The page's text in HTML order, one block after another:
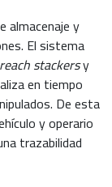
almacenaje y
El sistema
reach stackersy
en tiempo
De esta
y operario
trazabilidad